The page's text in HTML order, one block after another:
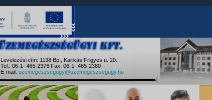
Levelezési cím: 1138 Bp., Karikás Frigyes u. 20.
Tel.: 06-1- 465-2376 Fax: 06-1- 465-2380
E-mail: uzemegeszsegugy@uzemegeszsegugy.hu